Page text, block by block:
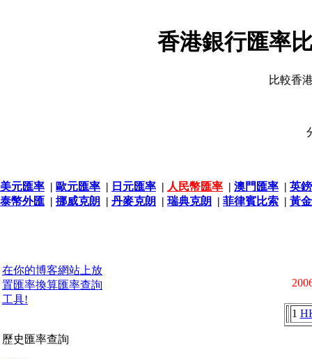
香港銀行匯率
比較香
美元匯率 | 歐元匯率 | 日元匯率 | 人民幣匯率 | 澳門匯率 | 英
泰幣外匯 | 挪威克朗 | 丹麥克朗 | 瑞典克朗 | 菲律賓比索 | 黃
在你的博客網站上放
置匯率換算匯率查詢
工具!
歷史匯率查詢
1